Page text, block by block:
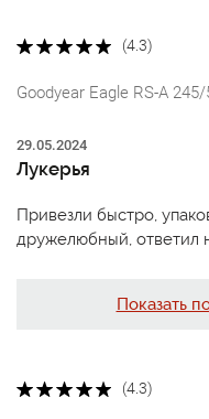
(4.3)
Goodyear Eagle RS-A
29.05.2024
Лукерья
Привезли быстро,
дружелюбный, ответил
Показать
(4.3)